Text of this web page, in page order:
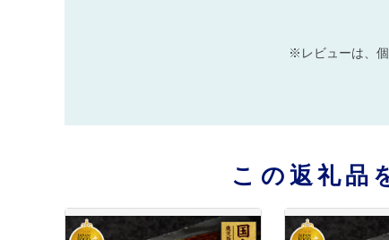
※レビューは、
この返礼品